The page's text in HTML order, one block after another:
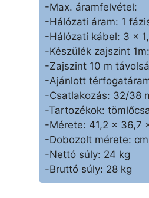
-Max. áramfelvétel:
-Hálózati áram: 1
-Hálózati kábel: 3 x
-Készülék zajszint
-Zajszint 10 m
-Ajánlott
-Csatlakozás: 32/38
-Tartozékok:
-Mérete: 41,2 x 36,7
-Dobozolt mérete: cm
-Nettó súly: 24 kg
-Bruttó súly: 28 kg